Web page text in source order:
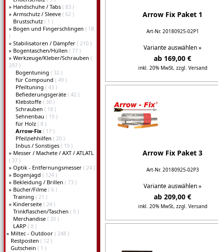
» Handschuhe / Tabs ( 83 )
» Armschutz / Sleeve ( 62 )
Brustschutz ( 1 )
» Bogen und Fingerschlingen ( 18
)
» Stabilisatoren / Dämpfer ( 210 )
» Bogentaschen/Hüllen ( 77 )
» Werkzeuge/Kleber/Schrauben (
297 )
Bogentuning ( 32 )
für Compound ( 49 )
Pfeiltuning ( 43 )
Befiederungsgeräte ( 42 )
Klebstoffe ( 30 )
Schrauben ( 18 )
Sehnenbau ( 19 )
für Holz ( 8 )
Arrow-Fix ( 17 )
Pfeilziehhilfen ( 20 )
Inbus / Sonstiges ( 19 )
» Messer / Machete / AXT / ATLATL
( 37 )
» Optik - Entfernungsmesser ( 24 )
» Bogenjagd ( 124 )
» Bekleidung / Brillen ( 73 )
» Bücher/Filme ( 6 )
Training ( 21 )
» Kinderseite ( 24 )
Trinkflaschen/Taschen ( 5 )
Merchandise ( 20 )
LARP ( 8 )
» Miltec - Outdoor ( 248 )
Restposten ( 12 )
Gutschein ( 1 )
Arrow Fix Paket 1
Art-Nr. 20180925-02P1
Variante auswählen »
ab 169,00 €
inkl. 20% MwSt, zzgl. Versand
Details...
Arrow Fix Paket 3
Art-Nr. 20180925-02P3
Variante auswählen »
ab 209,00 €
inkl. 20% MwSt, zzgl. Versand
Details...